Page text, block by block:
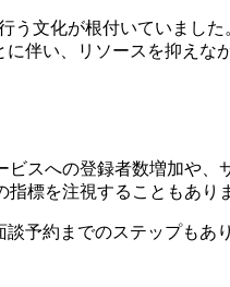
う文化が根付いていまし
伴い、リソースを抑えな
スへの登録者数増加や
標を注視することもあり
予約までのステップもあ